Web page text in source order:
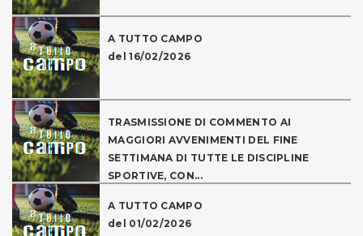
A TUTTO CAMPO
del 16/02/2026
TRASMISSIONE DI COMMENTO AI
MAGGIORI AVVENIMENTI DEL FINE
SETTIMANA DI TUTTE LE DISCIPLINE
SPORTIVE, CON...
A TUTTO CAMPO
del 01/02/2026